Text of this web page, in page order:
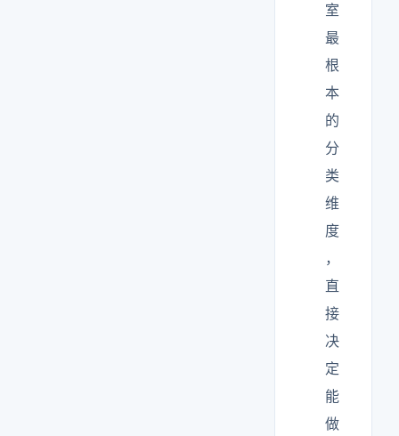
室
最
根
本
的
分
类
维
度
，
直
接
决
定
能
做